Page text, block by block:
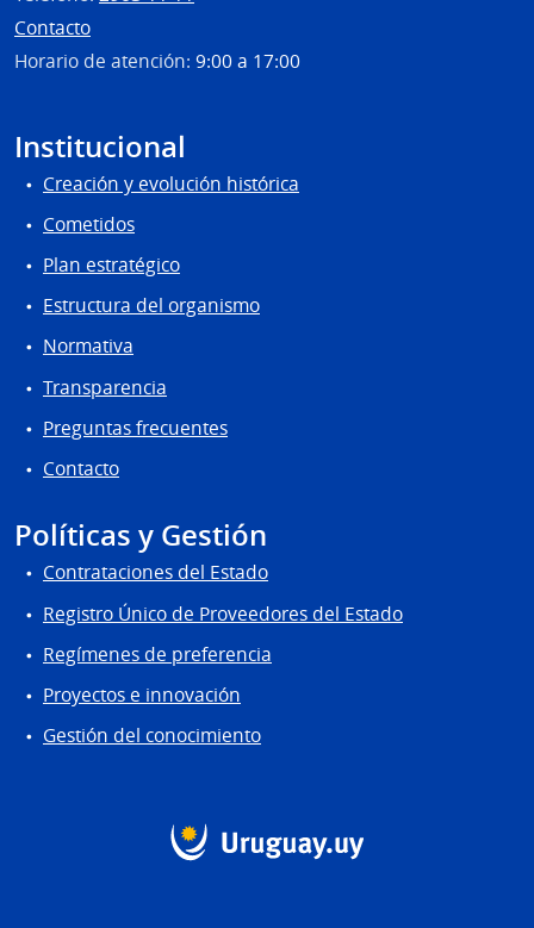
Contacto
Horario de atención: 9:00 a 17:00
Institucional
Creación y evolución histórica
Cometidos
Plan estratégico
Estructura del organismo
Normativa
Transparencia
Preguntas frecuentes
Contacto
Políticas y Gestión
Contrataciones del Estado
Registro Único de Proveedores del Estado
Regímenes de preferencia
Proyectos e innovación
Gestión del conocimiento